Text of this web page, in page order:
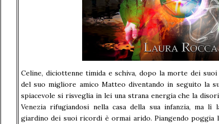
Celine, diciottenne timida e schiva, dopo la morte dei
del suo migliore amico Matteo diventando in seguito la
spiacevole si risveglia in lei una strana energia che la
Venezia rifugiandosi nella casa della sua infanzia, ma lì
giardino dei suoi ricordi è ormai arido. Piangendo poggia